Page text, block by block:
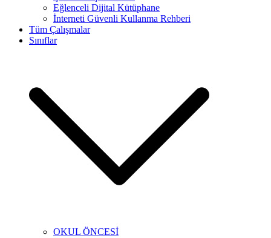
Eğlenceli Dijital Kütüphane
İnterneti Güvenli Kullanma Rehberi
Tüm Çalışmalar
Sınıflar
OKUL ÖNCESİ